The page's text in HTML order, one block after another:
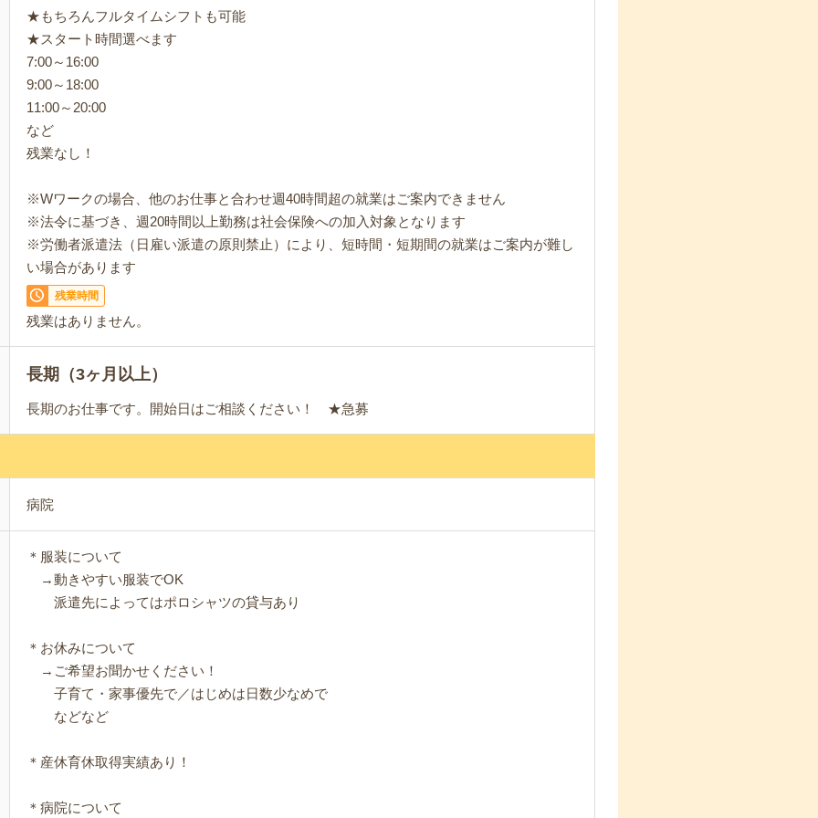
★もちろんフルタイムシフトも可能
★スタート時間選べます
7:00～16:00
9:00～18:00
11:00～20:00
など
残業なし！
※Wワークの場合、他のお仕事と合わせ週40時間超の就業はご案内できません
※法令に基づき、週20時間以上勤務は社会保険への加入対象となります
※労働者派遣法（日雇い派遣の原則禁止）により、短時間・短期間の就業はご案内が難し
い場合があります
残業時間
残業はありません。
長期（3ヶ月以上）
長期のお仕事です。開始日はご相談ください！ ★急募
病院
＊服装について
→動きやすい服装でOK
派遣先によってはポロシャツの貸与あり
＊お休みについて
→ご希望お聞かせください！
子育て・家事優先で／はじめは日数少なめで
などなど
＊産休育休取得実績あり！
＊病院について